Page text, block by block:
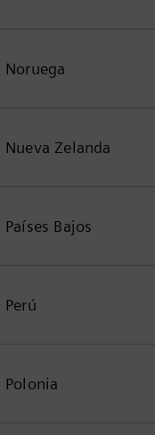
Noruega
Nueva Zelanda
Países Bajos
Perú
Polonia